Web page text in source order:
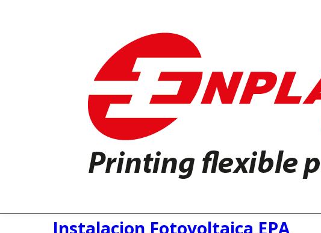
Instalacion Fotovoltaica EPA